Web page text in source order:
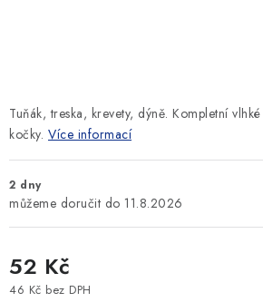
Tuňák, treska, krevety, dýně. Kompletní
kočky. Více informací
2 dny
11.8.2026
52 Kč
46 Kč bez DPH